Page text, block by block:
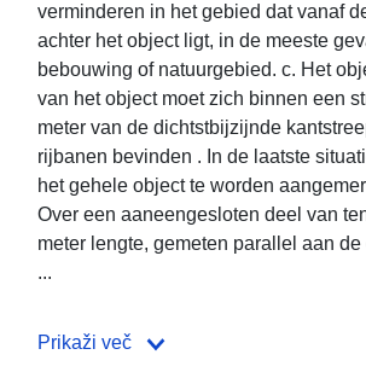
verminderen in het gebied dat vanaf
achter het object ligt, in de meeste
bebouwing of natuurgebied. c. Het
van het object moet zich binnen een
meter van de dichtstbijzijnde
rijbanen bevinden . In de laatste
het gehele object te worden
Over een aaneengesloten deel van
meter lengte, gemeten parallel aan
...
Prikaži več